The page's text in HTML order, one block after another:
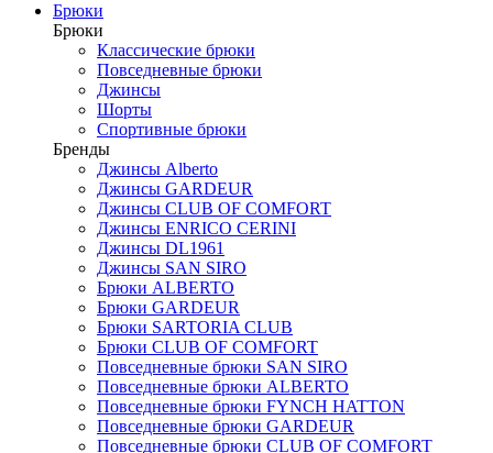
Брюки
Брюки
Классические брюки
Повседневные брюки
Джинсы
Шорты
Спортивные брюки
Бренды
Джинсы Alberto
Джинсы GARDEUR
Джинсы CLUB OF COMFORT
Джинсы ENRICO CERINI
Джинсы DL1961
Джинсы SAN SIRO
Брюки ALBERTO
Брюки GARDEUR
Брюки SARTORIA CLUB
Брюки CLUB OF COMFORT
Повседневные брюки SAN SIRO
Повседневные брюки ALBERTO
Повседневные брюки FYNCH HATTON
Повседневные брюки GARDEUR
Повседневные брюки CLUB OF COMFORT